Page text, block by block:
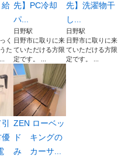
給
く
た
先】PC冷却
パ...
日野駅
日野市に取りに来
ていただける方限
定です。 ...
先】洗濯物干
し...
日野駅
日野市に取りに来
ていただける方限
定です。 ...
優
ZEN ローベッ
ド キングの
み カーサ...